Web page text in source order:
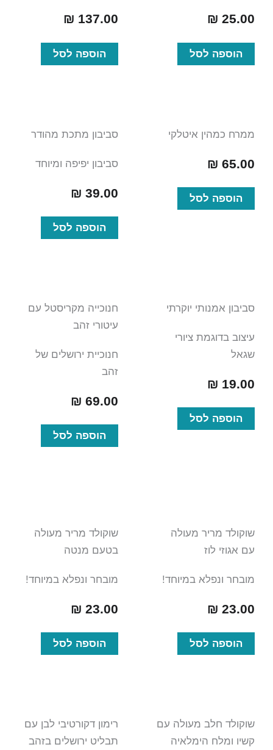
₪ 25.00
הוספה לסל
₪ 137.00
הוספה לסל
ממרח כמהין איטלקי
₪ 65.00
הוספה לסל
סביבון מתכת מהודר
סביבון יפיפה ומיוחד
₪ 39.00
הוספה לסל
סביבון אמנותי יוקרתי
עיצוב בדוגמת ציורי
שגאל
₪ 19.00
הוספה לסל
חנוכייה מקריסטל עם
עיטורי זהב
חנוכיית ירושלים של
זהב
₪ 69.00
הוספה לסל
שוקולד מריר מעולה
עם אגוזי לוז
מובחר ונפלא במיוחד!
₪ 23.00
הוספה לסל
שוקולד מריר מעולה
בטעם מנטה
מובחר ונפלא במיוחד!
₪ 23.00
הוספה לסל
שוקולד חלב מעולה עם
קשיו ומלח הימלאיה
רימון דקורטיבי לבן עם
תבליט ירושלים בזהב